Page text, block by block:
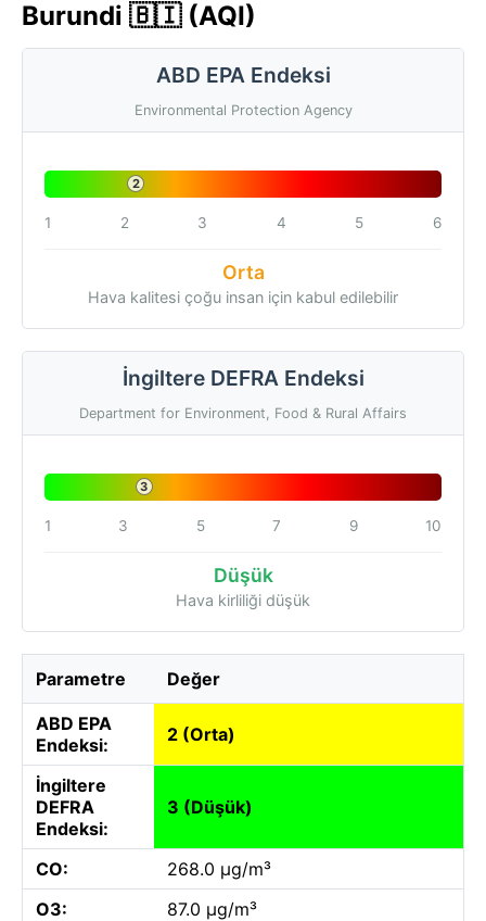
Burundi 🇧🇮 (AQI)
ABD EPA Endeksi
Environmental Protection Agency
2
1 2 3 4 5 6
Orta
Hava kalitesi çoğu insan için kabul edilebilir
İngiltere DEFRA Endeksi
Department for Environment, Food & Rural Affairs
3
1 3 5 7 9 10
Düşük
Hava kirliliği düşük
Parametre Değer
ABD EPA
Endeksi:
2 (Orta)
İngiltere
DEFRA
Endeksi:
3 (Düşük)
CO:
268.0 µg/m³
O3:
87.0 µg/m³